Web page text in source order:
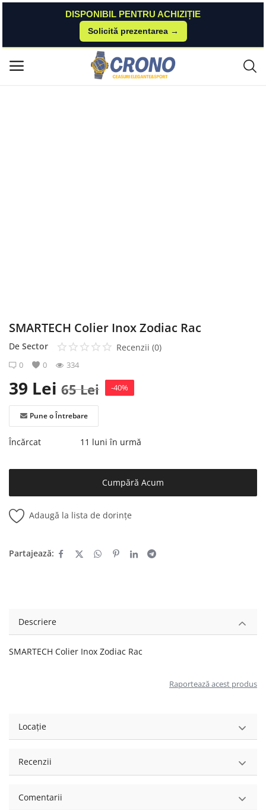
DISPONIBIL PENTRU ACHIZIȚIE
Solicită prezentarea →
Meniu principal
Bijuterii Inox SMARTECH Colier Inox Zodiac Rac
SMARTECH Colier Inox Zodiac Rac
De Sector Recenzii (0)
0 0 334
39 Lei 65Lei -40%
Pune o Întrebare
Încărcat 11 luni în urmă
Cumpără Acum
Adaugă la lista de dorințe
Partajează:
Descriere
SMARTECH Colier Inox Zodiac Rac
Raportează acest produs
Locație
Recenzii
Comentarii